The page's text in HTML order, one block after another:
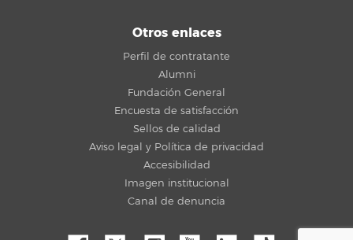
Otros enlaces
Perfil de contratante
Alumni
Fundación General
Encuesta de satisfacción
Sellos de calidad
Aviso legal y Política de privacidad
Accesibilidad
Imagen institucional
Canal de denuncia